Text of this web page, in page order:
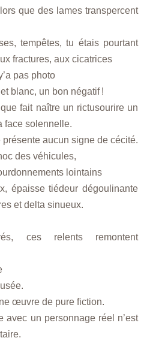
que des lames transpercent
tempêtes, tu étais pourtant
fractures, aux cicatrices
pas photo
blanc, un bon négatif !
fait naître un rictusourire un
face solennelle.
présente aucun signe de cécité.
des véhicules,
lointains
épaisse tiédeur dégoulinante
et delta sinueux.
ces relents remontent
œuvre de pure fiction.
avec un personnage réel n’est